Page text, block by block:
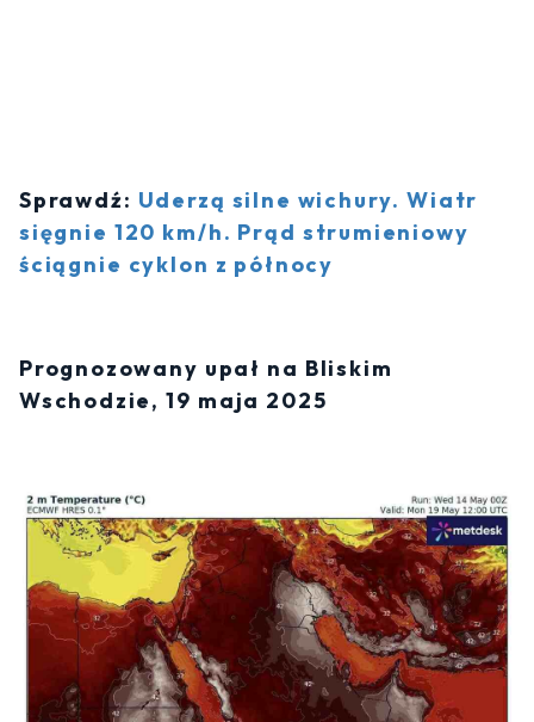
Sprawdź: Uderzą silne wichury. Wiatr
sięgnie 120 km/h. Prąd strumieniowy
ściągnie cyklon z północy
Prognozowany upał na Bliskim
Wschodzie, 19 maja 2025